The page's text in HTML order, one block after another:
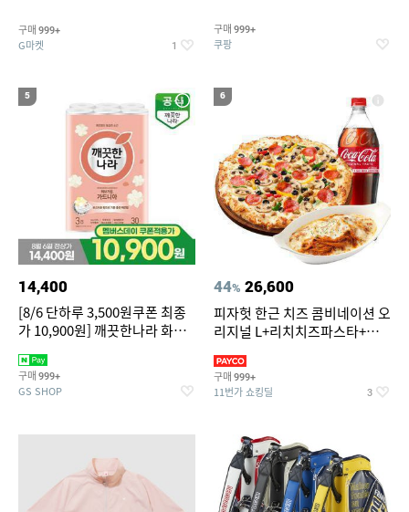
구매 999+
G마켓 1
구매 999+
쿠팡
5
14,400
[8/6 단하루 3,500원쿠폰 최종
가 10,900원] 깨끗한나라 화장
롤
구매 999+
GS SHOP
6
44% 26,600
피자헛 한근 치즈 콤비네이션 오
리지널 L+리치치즈파스타+콜
구매 999+
11번가 쇼킹딜 3